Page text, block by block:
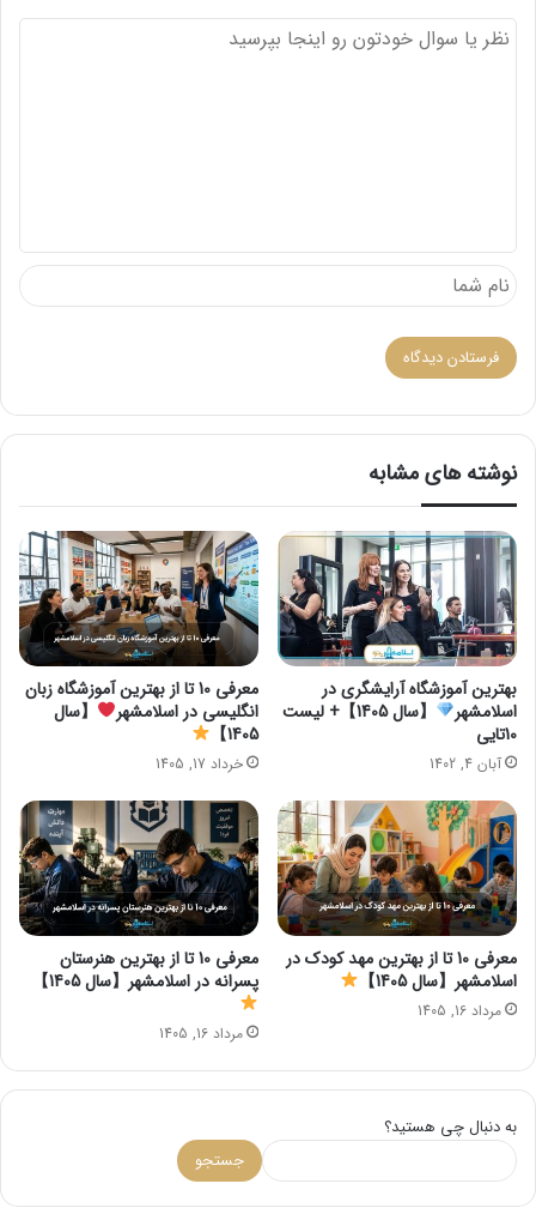
نوشته های مشابه
بهترین آموزشگاه آرایشگری در
اسلامشهر
【سال 1405】+ لیست
10تایی
آبان 4, 1402
معرفی 10 تا از بهترین آموزشگاه زبان
انگلیسی در اسلامشهر
【سال
1405】
خرداد 17, 1405
معرفی 10 تا از بهترین مهد کودک در
اسلامشهر【سال 1405】
مرداد 16, 1405
معرفی 10 تا از بهترین هنرستان
پسرانه در اسلامشهر【سال 1405】
مرداد 16, 1405
به دنبال چی هستید؟
جستجو